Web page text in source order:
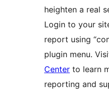
heighten a real
Login to your
report using
plugin menu.
Center to learn
reporting and